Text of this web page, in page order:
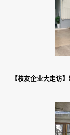
【校友企业大走访